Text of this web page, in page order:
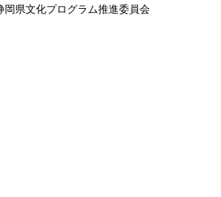
岡県文化プログラム推進委員会